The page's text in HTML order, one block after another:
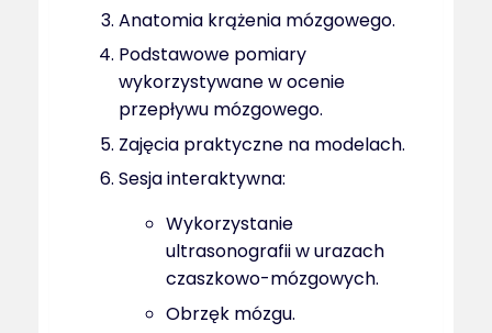
Anatomia krążenia mózgowego.
Podstawowe pomiary
wykorzystywane w ocenie
przepływu mózgowego.
Zajęcia praktyczne na modelach.
Sesja interaktywna:
Wykorzystanie
ultrasonografii w urazach
czaszkowo-mózgowych.
Obrzęk mózgu.